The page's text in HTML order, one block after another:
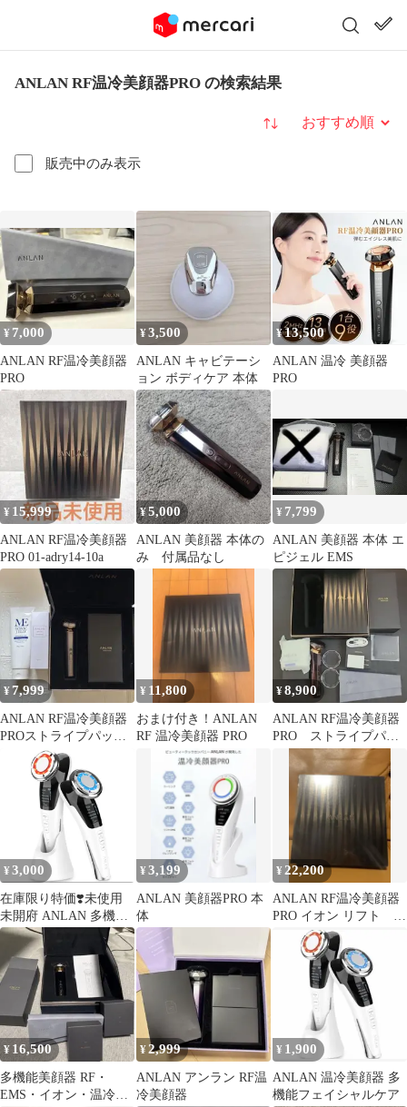
ANLAN RF温冷美顔器PRO の検索結果
販売中のみ表示
並び替え
¥ 7,000
ANLAN RF温冷美顔器
PRO
¥3,500
ANLAN キャビテーシ
ョン ボディケア 本体
¥13,500
ANLAN 温冷 美顔器
PRO
¥ 15,999
ANLAN RF温冷美顔器
PRO 01-adry14-10a
¥5,000
ANLAN 美顔器 本体の
み 付属品なし
¥ 7,799
ANLAN 美顔器 本体 エ
ピジェル EMS
¥ 7,999
ANLAN RF温冷美顔器
PROストライプパッケ
ージエピジェルマッサ
ージジェル付
¥ 11,800
おまけ付き！ANLAN
RF 温冷美顔器 PRO
¥8,900
ANLAN RF温冷美顔器
PRO ストライプパッ
ケージ
¥ 3,000
在庫限り特価❣️未使用
未開府 ANLAN 多機能
温冷美顔器 A-DRY11
¥3,199
ANLAN 美顔器PRO 本
体
¥ 22,200
ANLAN RF温冷美顔器
PRO イオン リフト 高
周波 温冷ケア 1台9役
¥ 16,500
多機能美顔器 RF・
EMS・イオン・温冷・
¥2,999
ANLAN アンラン RF温
冷美顔器
¥ 1,900
ANLAN 温冷美顔器 多
機能フェイシャルケア